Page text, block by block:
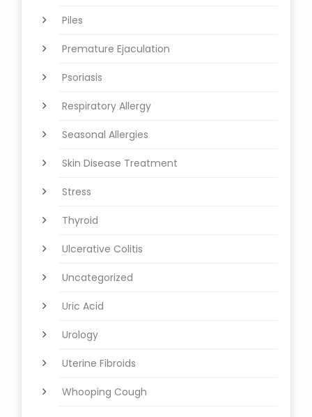
Piles
Premature Ejaculation
Psoriasis
Respiratory Allergy
Seasonal Allergies
Skin Disease Treatment
Stress
Thyroid
Ulcerative Colitis
Uncategorized
Uric Acid
Urology
Uterine Fibroids
Whooping Cough